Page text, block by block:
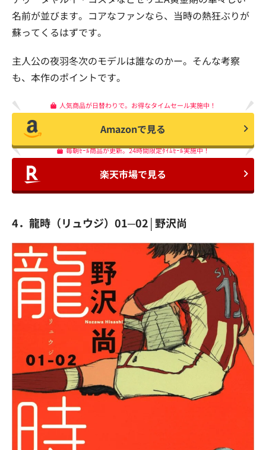
名前が並びます。コアなファンなら、当時の熱狂ぶりが
蘇ってくるはずです。
主人公の夜羽冬次のモデルは誰なのかー。そんな考察
も、本作のポイントです。
人気商品が日替わりで。お得なタイムセール実施中！
Amazonで見る
毎朝ｾｰﾙ商品が更新。24時間限定ﾀｲﾑｾｰﾙ実施中！
楽天市場で見る
4．龍時（リュウジ）01─02│野沢尚